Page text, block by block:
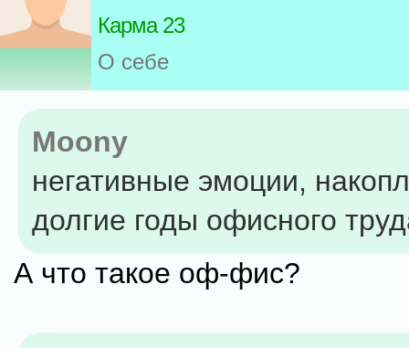
Карма 23
О себе
Moony
негативные эмоции,
долгие годы офисного
А что такое оф-фис?